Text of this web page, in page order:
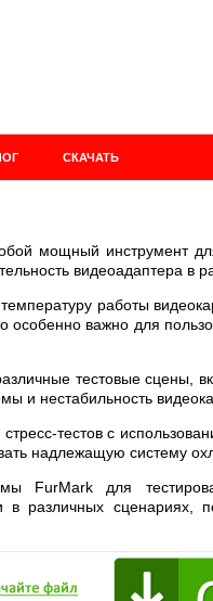
СКАЧАТЬ
мощный инструмент
видеоадаптера в
работы
особенно важно для
тестовые сцены,
и нестабильность
тестов с
надлежащую систему
FurMark для
в различных